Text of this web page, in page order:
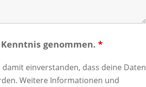
genommen. *
einverstanden, dass deine Daten
Weitere Informationen und